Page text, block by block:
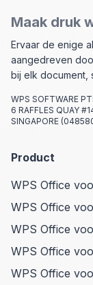
Maak druk
Ervaar de enige
aangedreven
bij elk document,
WPS SOFTWARE
6 RAFFLES QUAY
SINGAPORE
Product
WPS Office
WPS Office
WPS Office
WPS Office
WPS Office